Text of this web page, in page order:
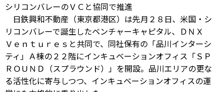
シリコンバレーのＶＣと協同で推進
日鉄興和不動産（東京都港区）は先月２８日、米国・シ
リコンバレーで誕生したベンチャーキャピタル、ＤＮＸ
Ｖｅｎｔｕｒｅｓと共同で、同社保有の「品川インターシ
ティ」Ａ棟の２２階にインキュベーションオフィス「ＳＰ
ＲＯＵＮＤ（スプラウンド）」を開設。品川エリアの更な
る活性化に寄与しつつ、インキュベーションオフィスの運